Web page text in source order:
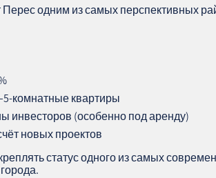
одним из самых перспективных
квартиры
инвесторов (особенно под аренду)
новых проектов
статус одного из самых